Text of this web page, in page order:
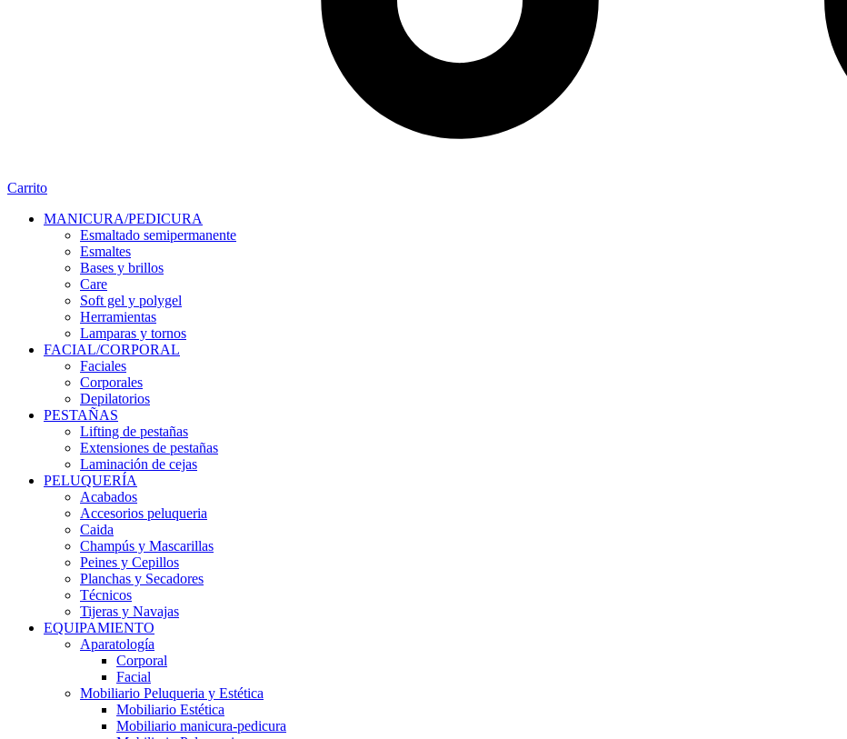
Carrito
MANICURA/PEDICURA
Esmaltado semipermanente
Esmaltes
Bases y brillos
Care
Soft gel y polygel
Herramientas
Lamparas y tornos
FACIAL/CORPORAL
Faciales
Corporales
Depilatorios
PESTAÑAS
Lifting de pestañas
Extensiones de pestañas
Laminación de cejas
PELUQUERÍA
Acabados
Accesorios peluqueria
Caida
Champús y Mascarillas
Peines y Cepillos
Planchas y Secadores
Técnicos
Tijeras y Navajas
EQUIPAMIENTO
Aparatología
Corporal
Facial
Mobiliario Peluqueria y Estética
Mobiliario Estética
Mobiliario manicura-pedicura